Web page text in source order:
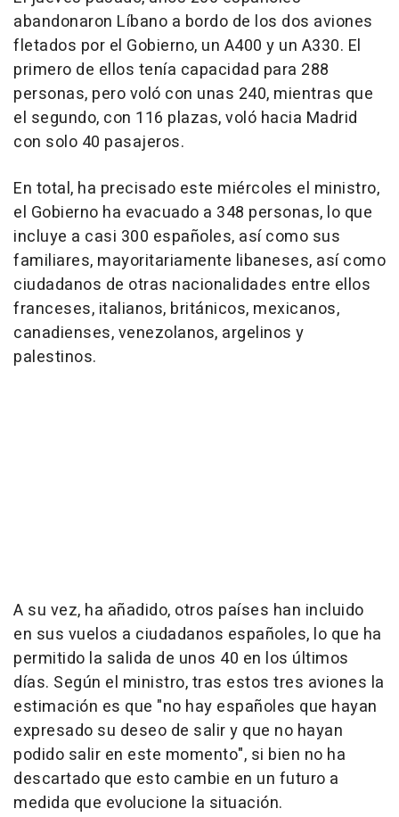
abandonaron Líbano a bordo de los dos aviones
fletados por el Gobierno, un A400 y un A330. El
primero de ellos tenía capacidad para 288
personas, pero voló con unas 240, mientras que
el segundo, con 116 plazas, voló hacia Madrid
con solo 40 pasajeros.
En total, ha precisado este miércoles el ministro,
el Gobierno ha evacuado a 348 personas, lo que
incluye a casi 300 españoles, así como sus
familiares, mayoritariamente libaneses, así como
ciudadanos de otras nacionalidades entre ellos
franceses, italianos, británicos, mexicanos,
canadienses, venezolanos, argelinos y
palestinos.
A su vez, ha añadido, otros países han incluido
en sus vuelos a ciudadanos españoles, lo que ha
permitido la salida de unos 40 en los últimos
días. Según el ministro, tras estos tres aviones la
estimación es que "no hay españoles que hayan
expresado su deseo de salir y que no hayan
podido salir en este momento", si bien no ha
descartado que esto cambie en un futuro a
medida que evolucione la situación.